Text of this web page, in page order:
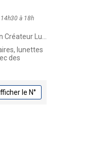
à 18h
Opticien
lunettes
des
le N°